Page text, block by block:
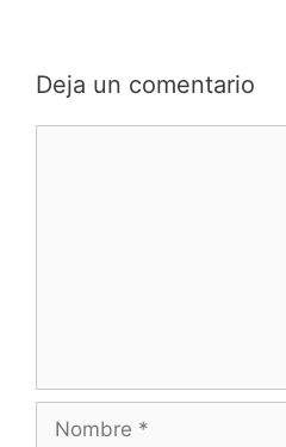
Deja un comentario
Nombre